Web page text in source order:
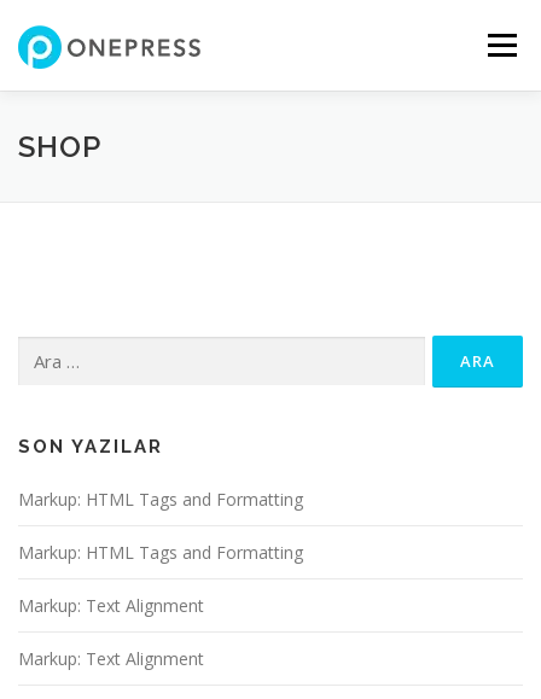
geç
Menü
SHOP
SON YAZILAR
Markup: HTML Tags and Formatting
Markup: HTML Tags and Formatting
Markup: Text Alignment
Markup: Text Alignment